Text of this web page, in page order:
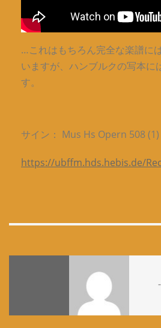
…これはもちろん完全な楽譜に
いますが、ハンブルクの写本に
す。
サイン： Mus Hs Opern 508 (1)
https://ubffm.hds.hebis.de/
-